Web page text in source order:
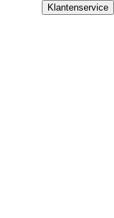
Klantenservice